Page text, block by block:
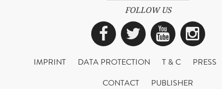
FOLLOW US
Facebook
Twitter
IMPRINT DATA PROTECTION T & C
PRESS
CONTACT
PUBLISHER